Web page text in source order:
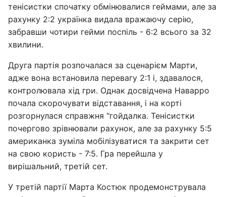
тенісистки спочатку обмінювалися геймами, але за
рахунку 2:2 українка видала вражаючу серію,
забравши чотири гейми поспіль - 6:2 всього за 32
хвилини.
Друга партія розпочалася за сценарієм Марти,
адже вона встановила перевагу 2:1 і, здавалося,
контролювала хід гри. Однак досвідчена Наварро
почала скорочувати відставання, і на корті
розгорнулася справжня "гойдалка. Тенісистки
почергово зрівнювали рахунок, але за рахунку 5:5
американка зуміла мобілізуватися та закрити сет
на свою користь - 7:5. Гра перейшла у
вирішальний, третій сет.
У третій партії Марта Костюк продемонструвала